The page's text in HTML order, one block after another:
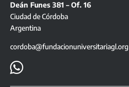
Deán Funes 381 – Of. 16
Ciudad de Córdoba
Argentina
cordoba@fundacionuniversitariagl.org
